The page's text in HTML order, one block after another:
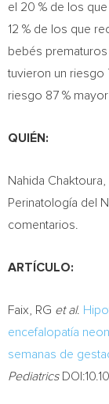
el 20 % de los
12 % de los que
bebés
tuvieron un riesgo
riesgo 87 %
QUIÉN:
Nahida Chaktoura
Perinatología del
comentarios.
ARTÍCULO:
Faix, RG et al.
encefalopatía
semanas de
Pediatrics